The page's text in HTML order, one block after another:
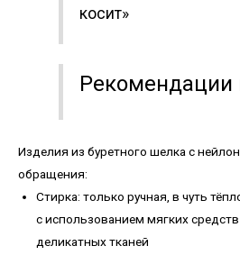
косит»
Рекомендации
Изделия из буретного шелка с
обращения:
Стирка: только ручная, в чуть
с использованием мягких
деликатных тканей